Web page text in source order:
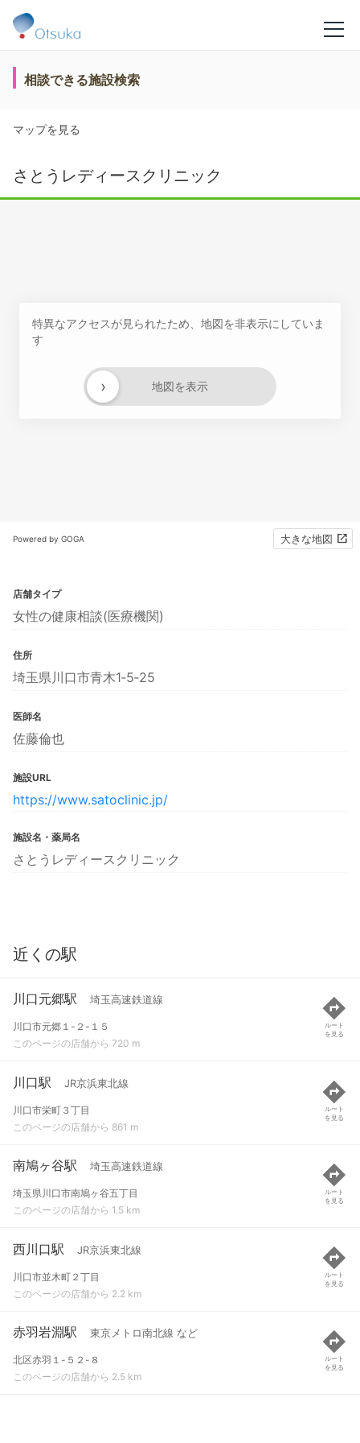
相談できる施設検索
マップを見る
さとうレディースクリニック
特異なアクセスが見られたため、地図を非表示にしていま
す
地図を表示
›
Powered by GOGA 大きな地図
店舗タイプ
女性の健康相談(医療機関)
住所
埼玉県川口市青木1‐5‐25
医師名
佐藤倫也
施設URL
https://www.satoclinic.jp/
施設名・薬局名
さとうレディースクリニック
近くの駅
川口元郷駅 埼玉高速鉄道線
川口市元郷１-２-１５
このページの店舗から 720 m
ルート
を見る
川口駅 JR京浜東北線
川口市栄町３丁目
このページの店舗から 861 m
ルート
を見る
南鳩ヶ谷駅 埼玉高速鉄道線
埼玉県川口市南鳩ヶ谷五丁目
このページの店舗から 1.5 km
ルート
を見る
西川口駅 JR京浜東北線
川口市並木町２丁目
このページの店舗から 2.2 km
ルート
を見る
赤羽岩淵駅 東京メトロ南北線 など
北区赤羽１-５２-８
このページの店舗から 2.5 km
ルート
を見る